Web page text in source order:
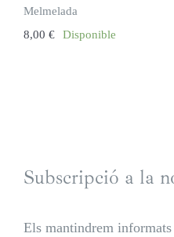
Melmelada
8,00 € Disponible
Subscripció a la
Els mantindrem informats